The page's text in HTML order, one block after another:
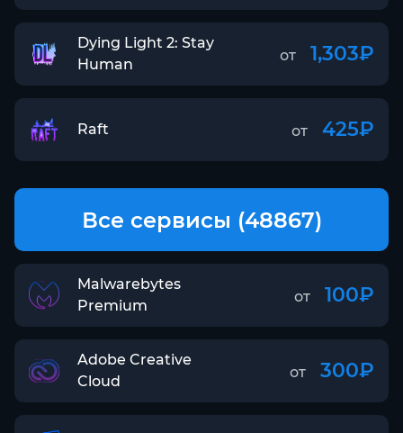
Dying Light 2: Stay
Human
от 1,303₽
Raft от 425₽
Все сервисы (48867)
Malwarebytes
Premium
от 100₽
Adobe Creative
Cloud
от 300₽